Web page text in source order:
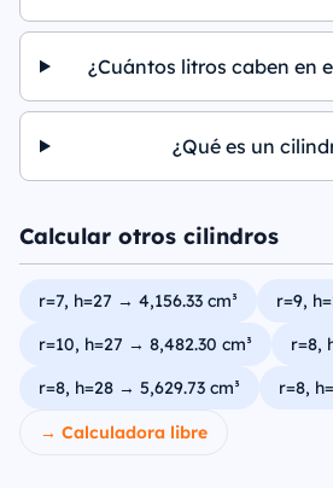
¿Cuántos litros caben en
¿Qué es un
Calcular otros cilindros
r=7, h=27 → 4,156.33 cm³
r=9,
r=10, h=27 → 8,482.30 cm³
r=8,
r=8, h=28 → 5,629.73 cm³
r=8,
→ Calculadora libre